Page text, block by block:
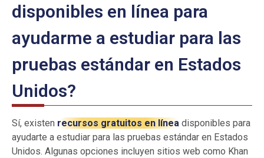
disponibles en línea para
ayudarme a estudiar para las
pruebas estándar en Estados
Unidos?
Sí, existen recursos gratuitos en línea disponibles para
ayudarte a estudiar para las pruebas estándar en Estados
Unidos. Algunas opciones incluyen sitios web como Khan